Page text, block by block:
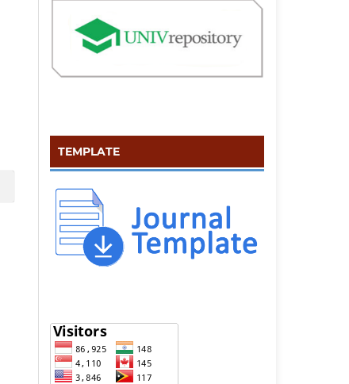
TEMPLATE